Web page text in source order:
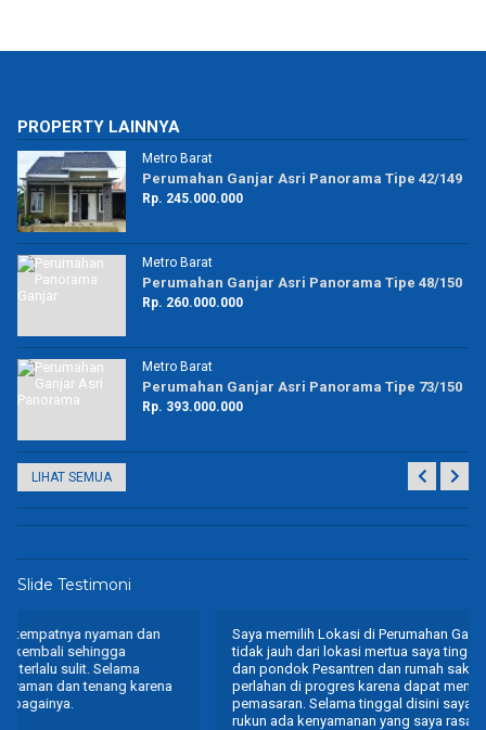
PROPERTY LAINNYA
Metro Barat
Perumahan Ganjar Asri Panorama Tipe 42/149
Rp. 245.000.000
Metro Barat
Perumahan Ganjar Asri Panorama Tipe 48/150
Rp. 260.000.000
Metro Barat
Perumahan Ganjar Asri Panorama Tipe 73/150
Rp. 393.000.000
LIHAT SEMUA
Slide Testimoni
Saya memilih Lokasi di Perumahan Ganjar Asri Panorama karena
tidak jauh dari lokasi mertua saya tinggal, tidak jauh dari sekolah
dan pondok Pesantren dan rumah sakit. Semoga jalan secara
perlahan di progres karena dapat membantu marketing juga untuk
pemasaran. Selama tinggal disini saya merasakan baik, guyub
rukun ada kenyamanan yang saya rasakan.